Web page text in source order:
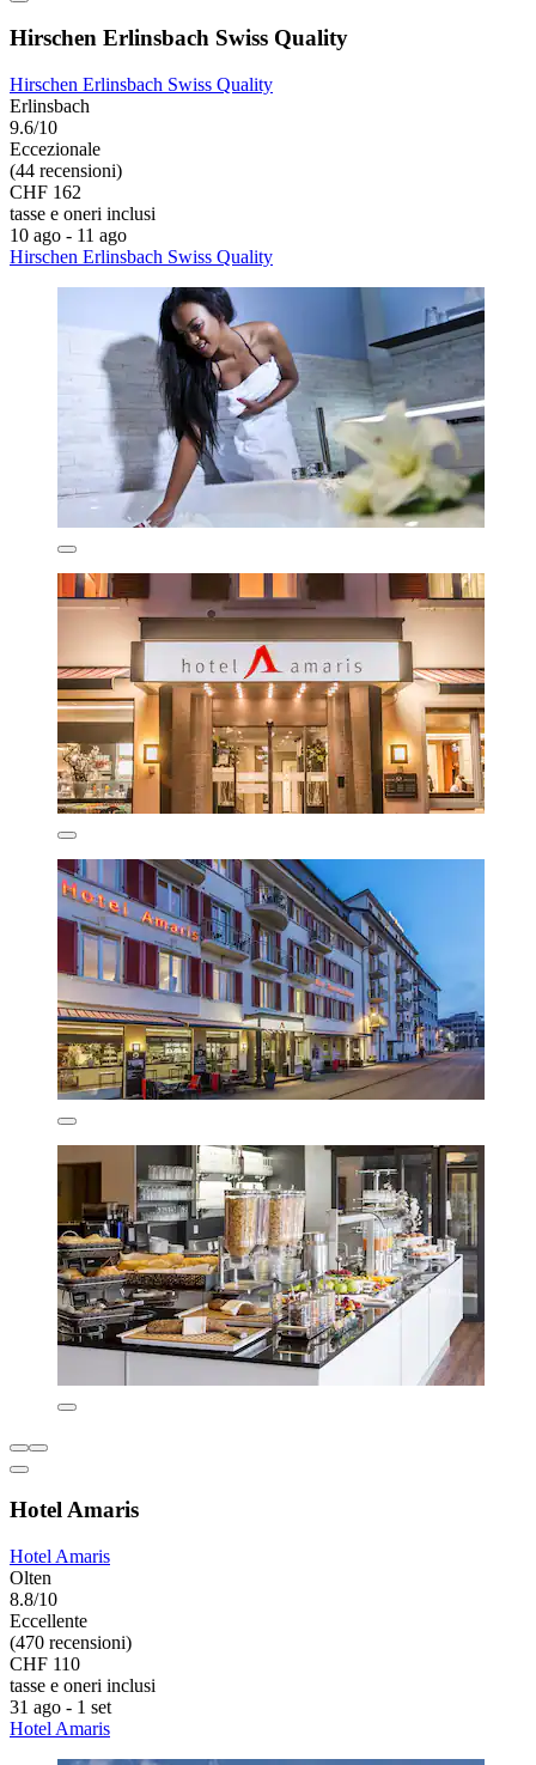
Hirschen Erlinsbach Swiss Quality
Hirschen Erlinsbach Swiss Quality
Erlinsbach
9.6/10
Eccezionale
(44 recensioni)
CHF 162
tasse e oneri inclusi
10 ago - 11 ago
Hirschen Erlinsbach Swiss Quality
Hotel Amaris
Hotel Amaris
Olten
8.8/10
Eccellente
(470 recensioni)
CHF 110
tasse e oneri inclusi
31 ago - 1 set
Hotel Amaris